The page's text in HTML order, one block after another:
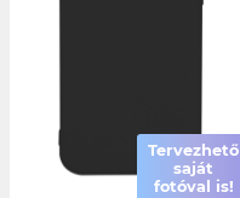
Tervezhető
saját
fotóval is!